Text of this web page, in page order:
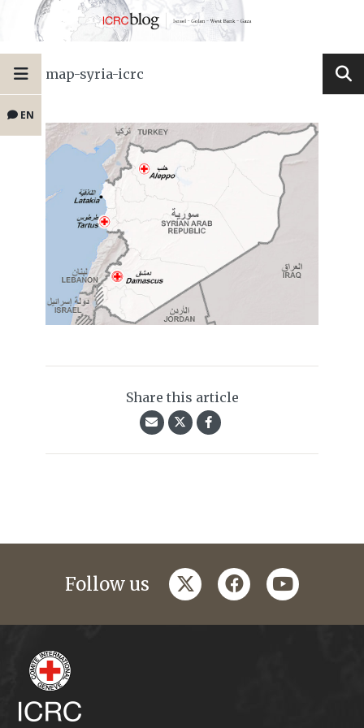
EN
map-syria-icrc
Share this article
Follow us twitterfacebookyoutube